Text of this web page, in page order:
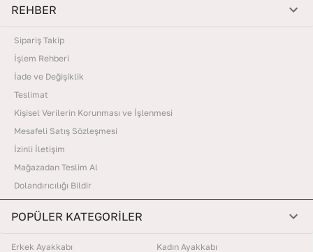
REHBER
Sipariş Takip
İşlem Rehberi
İade ve Değişiklik
Teslimat
Kişisel Verilerin Korunması ve İşlenmesi
Mesafeli Satış Sözleşmesi
İzinli İletişim
Mağazadan Teslim Al
Dolandırıcılığı Bildir
POPÜLER KATEGORİLER
Erkek Ayakkabı
Kadın Ayakkabı